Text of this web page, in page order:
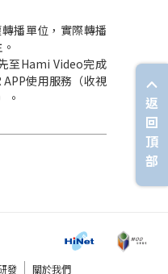
播單位，實際轉播
至Hami Video完成
APP使用服務（收視
。
發 關於我們
返
回
頂
部